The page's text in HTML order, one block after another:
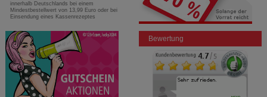
innerhalb Deutschlands bei einem
Mindestbestellwert von 13,99 Euro oder bei
Einsendung eines Kassenrezeptes
Bewertung